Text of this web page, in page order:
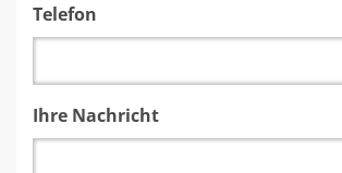
Telefon
Ihre Nachricht